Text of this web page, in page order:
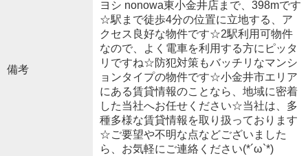
備考
ヨシ nonowa東小金井店まで、398mです
☆駅まで徒歩4分の位置に立地する、ア
クセス良好な物件です☆2駅利用可物件
なので、よく電車を利用する方にピッタ
リですね☆防犯対策もバッチリなマンシ
ョンタイプの物件です☆小金井市エリア
にある賃貸情報のことなら、地域に密着
した当社へお任せください☆当社は、多
種多様な賃貸情報を取り扱っております
☆ご要望や不明な点などございました
ら、お気軽にご連絡ください(*´ω`*)